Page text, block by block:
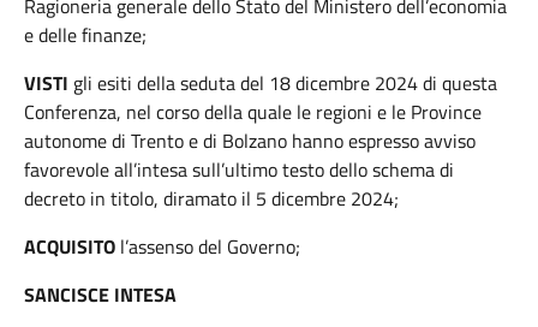
Ragioneria generale dello Stato del Ministero dell’economia
e delle finanze;
VISTI gli esiti della seduta del 18 dicembre 2024 di questa
Conferenza, nel corso della quale le regioni e le Province
autonome di Trento e di Bolzano hanno espresso avviso
favorevole all’intesa sull’ultimo testo dello schema di
decreto in titolo, diramato il 5 dicembre 2024;
ACQUISITO l’assenso del Governo;
SANCISCE INTESA